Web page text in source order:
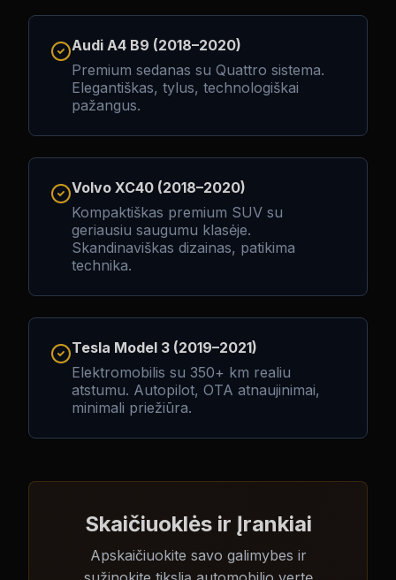
Audi A4 B9 (2018–2020)
Premium sedanas su Quattro sistema.
Elegantiškas, tylus, technologiškai
pažangus.
Volvo XC40 (2018–2020)
Kompaktiškas premium SUV su
geriausiu saugumu klasėje.
Skandinaviškas dizainas, patikima
technika.
Tesla Model 3 (2019–2021)
Elektromobilis su 350+ km realiu
atstumu. Autopilot, OTA atnaujinimai,
minimali priežiūra.
Skaičiuoklės ir Įrankiai
Apskaičiuokite savo galimybes ir